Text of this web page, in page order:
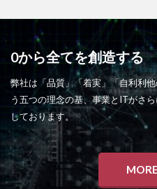
0から全てを創造する
弊社は「品質」「着実」「自利利
う五つの理念の基、事業とITがさ
しております。